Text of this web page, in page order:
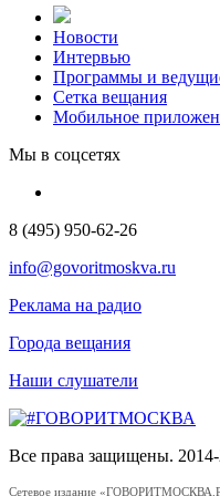
Новости
Интервью
Программы и
Сетка вещания
Мобильное
Мы в соцсетях
8 (495) 950-62-26
info@govoritmoskva.ru
Реклама на радио
Города вещания
Наши слушатели
Все права защищены.
Сетевое издание